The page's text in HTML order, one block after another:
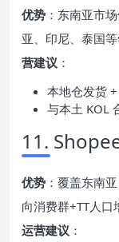
优势 ：东南亚市
亚、印尼、泰国
营建议 ：
本地仓发货
与本土 KOL
11.
优势 ：覆盖东南
向消费群+TT人口
运营建议 ：